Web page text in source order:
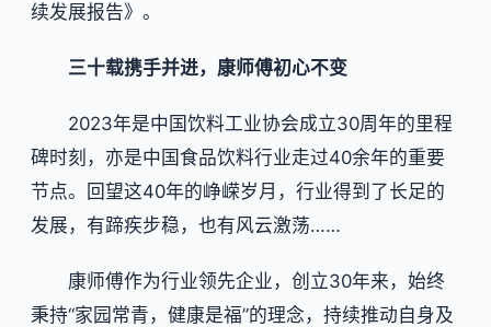
续发展报告》。
三十载携手并进，康师傅初心不变
2023年是中国饮料工业协会成立30周年的里程
碑时刻，亦是中国食品饮料行业走过40余年的重要
节点。回望这40年的峥嵘岁月，行业得到了长足的
发展，有蹄疾步稳，也有风云激荡……
康师傅作为行业领先企业，创立30年来，始终
秉持“家园常青，健康是福”的理念，持续推动自身及